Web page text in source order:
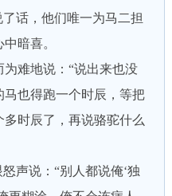
话，他们唯一为马二担
暗喜。
难地说：“说出来也没
也得跑一个时辰，等把
时辰了，再说骆驼什么
声说：“别人都说俺‘独